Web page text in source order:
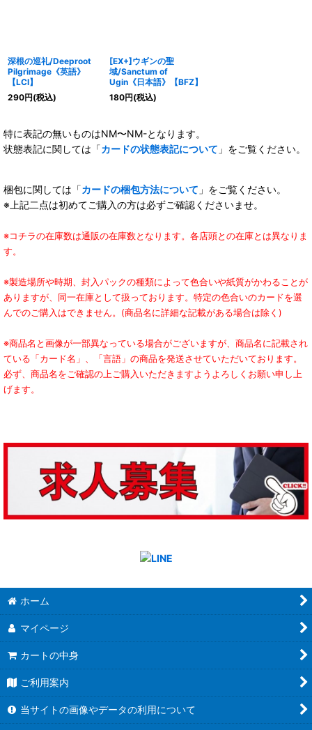
深根の巡礼/Deeproot
Pilgrimage《英語》
【LCI】
290円(税込)
[EX+]ウギンの聖
域/Sanctum of
Ugin《日本語》【BFZ】
180円(税込)
特に表記の無いものはNM〜NM-となります。
状態表記に関しては「カードの状態表記について 」をご覧ください。
梱包に関しては「カードの梱包方法について 」をご覧ください。
※上記二点は初めてご購入の方は必ずご確認くださいませ。
※コチラの在庫数は通販の在庫数となります。各店頭との在庫とは異なりま
す。
※製造場所や時期、封入パックの種類によって色合いや紙質がかわることが
ありますが、同一在庫として扱っております。特定の色合いのカードを選
んでのご購入はできません。(商品名に詳細な記載がある場合は除く)
※商品名と画像が一部異なっている場合がございますが、商品名に記載され
ている「カード名」、「言語」の商品を発送させていただいております。
必ず、商品名をご確認の上ご購入いただきますようよろしくお願い申し上
げます。
ホーム
マイページ
カートの中身
ご利用案内
当サイトの画像やデータの利用について